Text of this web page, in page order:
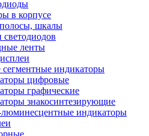
в корпусе
шкалы
светодиодов
ленты
индикаторы
цифровые
графические
знакосинтезирующие
индикаторы